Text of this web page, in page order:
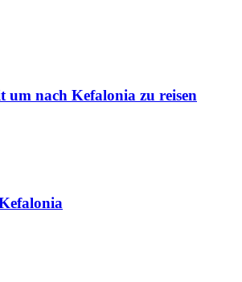
um nach Kefalonia zu reisen